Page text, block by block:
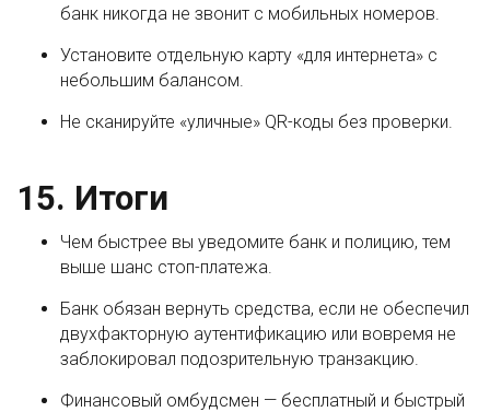
банк никогда не звонит с мобильных номеров.
Установите отдельную карту «для интернета» с
небольшим балансом.
Не сканируйте «уличные» QR-коды без проверки.
15. Итоги
Чем быстрее вы уведомите банк и полицию, тем
выше шанс стоп-платежа.
Банк обязан вернуть средства, если не обеспечил
двухфакторную аутентификацию или вовремя не
заблокировал подозрительную транзакцию.
Финансовый омбудсмен — бесплатный и быстрый